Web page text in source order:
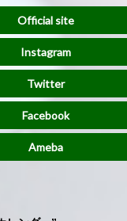
Official site
Instagram
Twitter
Facebook
Ameba